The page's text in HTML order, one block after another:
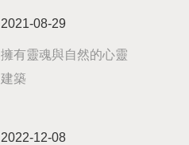
2021-08-29
擁有靈魂與自然的心靈
建築
2022-12-08